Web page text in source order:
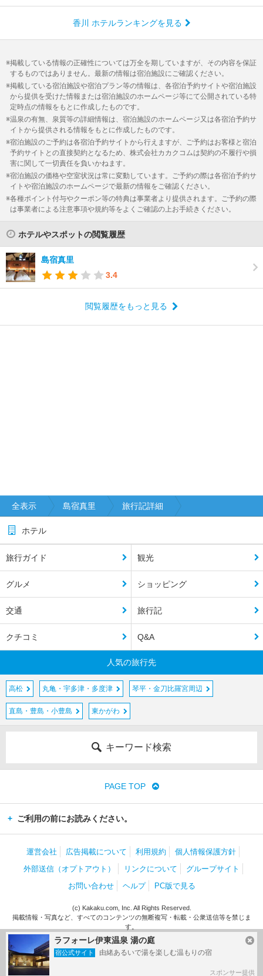
香川 ホテルランキングを見る
掲載している情報の正確性については万全を期していますが、その内容を保証
するものではありません。最新の情報は宿泊施設にご確認ください。
掲載している宿泊施設や宿泊プラン等の情報は、各宿泊予約サイトや宿泊施設
から提供を受けた情報または宿泊施設のホームページ等にて公開されている特
定時点の情報をもとに作成したものです。
温泉の有無、泉質等の詳細情報は、宿泊施設のホームページ又は各宿泊予約サ
イトから提供される情報をもとに作成したものです。
宿泊施設のご予約は各宿泊予約サイトから行えますが、ご予約はお客様と宿泊
予約サイトとの直接契約となるため、株式会社カカクコムは契約の不履行や損
害に関して一切責任を負いかねます。
宿泊施設の価格や空室状況は常に変動しています。ご予約の際は各宿泊予約サ
イトや宿泊施設のホームページで最新の情報をご確認ください。
各種ポイント付与やクーポン等の特典は事業者より提供されます。ご予約の際
は事業者による注意事項や規約等をよくご確認の上お手続きください。
ホテルやスポットの閲覧履歴
島宿真里
3.4
閲覧履歴をもっと見る
ラフォーレ伊東温泉 湯の庭
宿公式サイト 由緒あるいで湯を楽しむ温もりの宿
スポンサー提供
全表示 島宿真里 旅行記詳細
ホテル
旅行ガイド 観光
グルメ ショッピング
交通 旅行記
クチコミ Q&A
人気の旅行先
高松 丸亀・宇多津・多度津 琴平・金刀比羅宮周辺
直島・豊島・小豊島 東かがわ
キーワード検索
PAGE TOP
ご利用の前にお読みください。
運営会社 広告掲載について 利用規約
個人情報保護方針
外部送信（オプトアウト）
リンクについて
グループサイト
お問い合わせ
ヘルプ PC版で見る
(c) Kakaku.com, Inc. All Rights Reserved.
掲載情報・写真など、すべてのコンテンツの無断複写・転載・公衆送信等を禁じま
す。